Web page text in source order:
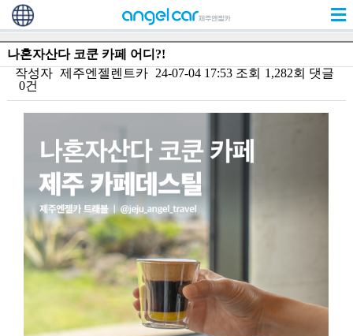
나혼자산다 코쿤 카페 어디?!
작성자 제주엔젤렌트카 24-07-04 17:53조회 1,282회 댓글
0건